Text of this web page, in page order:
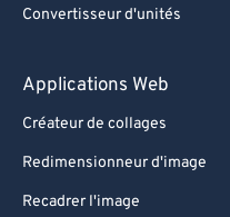
Convertisseur d'unités
Applications Web
Créateur de collages
Redimensionneur d'image
Recadrer l'image